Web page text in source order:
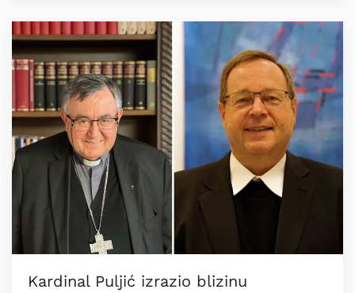
Kardinal Puljić izrazio blizinu